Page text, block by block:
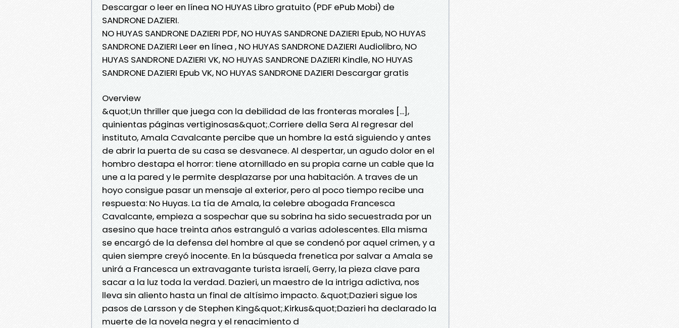
Descargar o leer en línea NO HUYAS Libro gratuito (PDF ePub Mobi) de
SANDRONE DAZIERI.
NO HUYAS SANDRONE DAZIERI PDF, NO HUYAS SANDRONE DAZIERI Epub, NO HUYAS
SANDRONE DAZIERI Leer en línea , NO HUYAS SANDRONE DAZIERI Audiolibro, NO
HUYAS SANDRONE DAZIERI VK, NO HUYAS SANDRONE DAZIERI Kindle, NO HUYAS
SANDRONE DAZIERI Epub VK, NO HUYAS SANDRONE DAZIERI Descargar gratis
Overview
&quot;Un thriller que juega con la debilidad de las fronteras morales [...],
quinientas páginas vertiginosas&quot;.Corriere della Sera Al regresar del
instituto, Amala Cavalcante percibe que un hombre la está siguiendo y antes
de abrir la puerta de su casa se desvanece. Al despertar, un agudo dolor en el
hombro destapa el horror: tiene atornillado en su propia carne un cable que la
une a la pared y le permite desplazarse por una habitación. A traves de un
hoyo consigue pasar un mensaje al exterior, pero al poco tiempo recibe una
respuesta: No Huyas. La tía de Amala, la celebre abogada Francesca
Cavalcante, empieza a sospechar que su sobrina ha sido secuestrada por un
asesino que hace treinta años estranguló a varias adolescentes. Ella misma
se encargó de la defensa del hombre al que se condenó por aquel crimen, y a
quien siempre creyó inocente. En la búsqueda frenetica por salvar a Amala se
unirá a Francesca un extravagante turista israelí, Gerry, la pieza clave para
sacar a la luz toda la verdad. Dazieri, un maestro de la intriga adictiva, nos
lleva sin aliento hasta un final de altísimo impacto. &quot;Dazieri sigue los
pasos de Larsson y de Stephen King&quot;.Kirkus&quot;Dazieri ha declarado la
muerte de la novela negra y el renacimiento d